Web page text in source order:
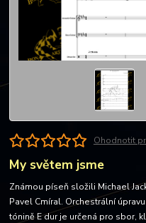
Ohodnotit
My světem jsme
Známou píseň složili Michael
Pavel Cmíral. Orchestrální
tónině E dur je určená pro sbor,